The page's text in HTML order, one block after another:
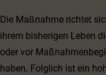
Die Maßnahme richtet
ihrem bisherigen Leben
oder vor
haben. Folglich ist ein